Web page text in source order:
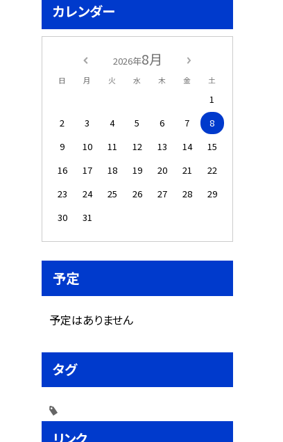
カレンダー
2026年8月
日 月 火 水 木 金 土
1
2
3 4 5 6 7
8
9
10 11 12 13 14
15
16
17 18 19 20 21
22
23
24 25 26 27 28
29
30
31
予定
予定はありません
タグ